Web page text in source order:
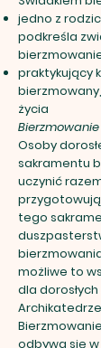
jedno z
podkreśla
praktykujący
bierzmowany,
życia
Osoby
sakramentu
uczynić
tego
możliwe to
dla
odbywa się